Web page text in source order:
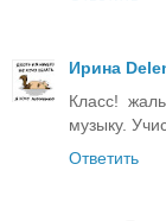
Ирина
Класс!
музыку.
Ответить